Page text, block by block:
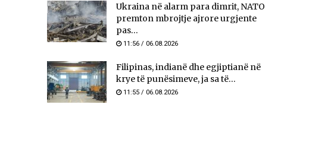
Ukraina në alarm para dimrit, NATO
premton mbrojtje ajrore urgjente
pas...
11:56 / 06.08.2026
Filipinas, indianë dhe egjiptianë në
krye të punësimeve, ja sa të...
11:55 / 06.08.2026